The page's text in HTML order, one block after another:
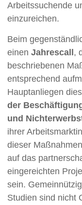
Arbeitssuchende
einzureichen.
Beim
einen Jahrescall ,
beschriebenen
entsprechend
Hauptanliegen
der
und
ihrer
dieser
auf das
eingereichten
sein.
Studien sind nicht